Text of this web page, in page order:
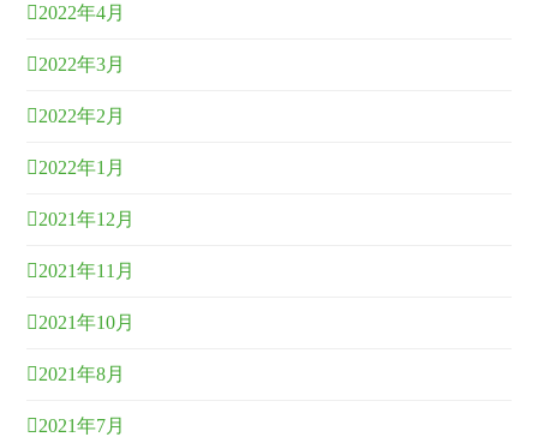
2022年4月
2022年3月
2022年2月
2022年1月
2021年12月
2021年11月
2021年10月
2021年8月
2021年7月